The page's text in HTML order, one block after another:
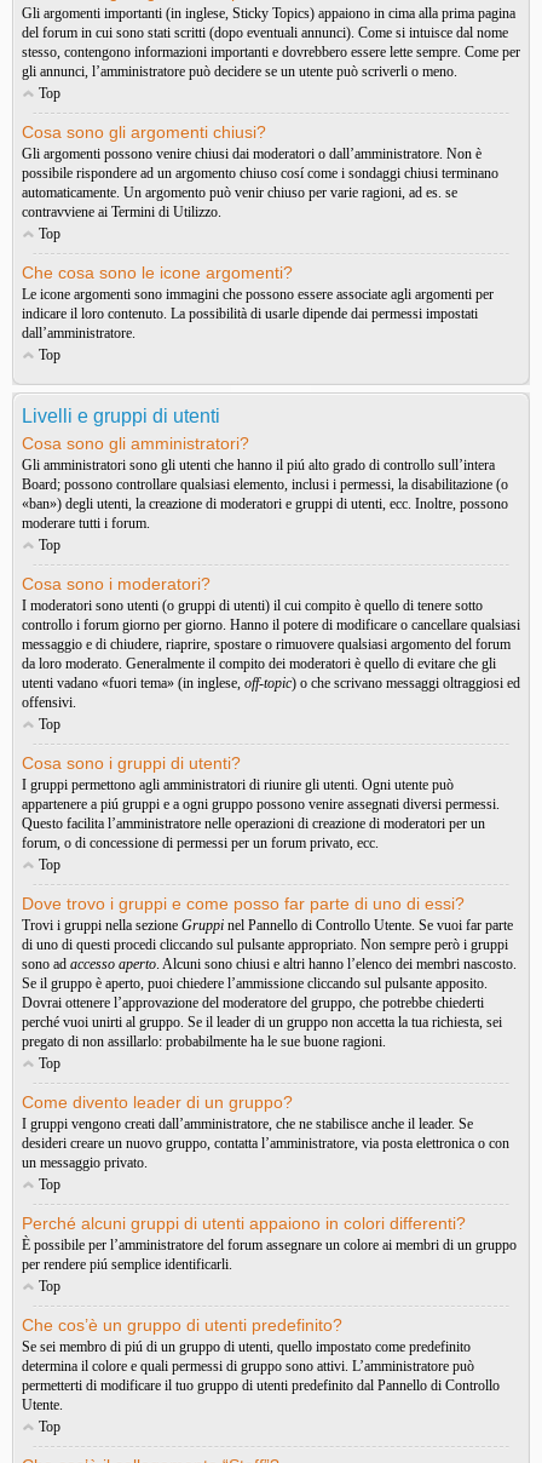
Gli argomenti importanti (in inglese, Sticky Topics) appaiono in cima alla prima pagina
del forum in cui sono stati scritti (dopo eventuali annunci). Come si intuisce dal nome
stesso, contengono informazioni importanti e dovrebbero essere lette sempre. Come per
gli annunci, l’amministratore può decidere se un utente può scriverli o meno.
Top
Cosa sono gli argomenti chiusi?
Gli argomenti possono venire chiusi dai moderatori o dall’amministratore. Non è
possibile rispondere ad un argomento chiuso cosí come i sondaggi chiusi terminano
automaticamente. Un argomento può venir chiuso per varie ragioni, ad es. se
contravviene ai Termini di Utilizzo.
Top
Che cosa sono le icone argomenti?
Le icone argomenti sono immagini che possono essere associate agli argomenti per
indicare il loro contenuto. La possibilità di usarle dipende dai permessi impostati
dall’amministratore.
Top
Livelli e gruppi di utenti
Cosa sono gli amministratori?
Gli amministratori sono gli utenti che hanno il piú alto grado di controllo sull’intera
Board; possono controllare qualsiasi elemento, inclusi i permessi, la disabilitazione (o
«ban») degli utenti, la creazione di moderatori e gruppi di utenti, ecc. Inoltre, possono
moderare tutti i forum.
Top
Cosa sono i moderatori?
I moderatori sono utenti (o gruppi di utenti) il cui compito è quello di tenere sotto
controllo i forum giorno per giorno. Hanno il potere di modificare o cancellare qualsiasi
messaggio e di chiudere, riaprire, spostare o rimuovere qualsiasi argomento del forum
da loro moderato. Generalmente il compito dei moderatori è quello di evitare che gli
utenti vadano «fuori tema» (in inglese, off-topic) o che scrivano messaggi oltraggiosi ed
offensivi.
Top
Cosa sono i gruppi di utenti?
I gruppi permettono agli amministratori di riunire gli utenti. Ogni utente può
appartenere a piú gruppi e a ogni gruppo possono venire assegnati diversi permessi.
Questo facilita l’amministratore nelle operazioni di creazione di moderatori per un
forum, o di concessione di permessi per un forum privato, ecc.
Top
Dove trovo i gruppi e come posso far parte di uno di essi?
Trovi i gruppi nella sezione Gruppi nel Pannello di Controllo Utente. Se vuoi far parte
di uno di questi procedi cliccando sul pulsante appropriato. Non sempre però i gruppi
sono ad accesso aperto. Alcuni sono chiusi e altri hanno l’elenco dei membri nascosto.
Se il gruppo è aperto, puoi chiedere l’ammissione cliccando sul pulsante apposito.
Dovrai ottenere l’approvazione del moderatore del gruppo, che potrebbe chiederti
perché vuoi unirti al gruppo. Se il leader di un gruppo non accetta la tua richiesta, sei
pregato di non assillarlo: probabilmente ha le sue buone ragioni.
Top
Come divento leader di un gruppo?
I gruppi vengono creati dall’amministratore, che ne stabilisce anche il leader. Se
desideri creare un nuovo gruppo, contatta l’amministratore, via posta elettronica o con
un messaggio privato.
Top
Perché alcuni gruppi di utenti appaiono in colori differenti?
È possibile per l’amministratore del forum assegnare un colore ai membri di un gruppo
per rendere piú semplice identificarli.
Top
Che cos’è un gruppo di utenti predefinito?
Se sei membro di piú di un gruppo di utenti, quello impostato come predefinito
determina il colore e quali permessi di gruppo sono attivi. L’amministratore può
permetterti di modificare il tuo gruppo di utenti predefinito dal Pannello di Controllo
Utente.
Top